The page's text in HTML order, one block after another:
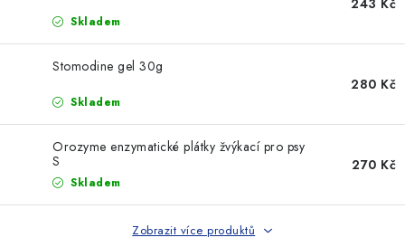
NA NEMOCI
KRÁLÍCI/HLODAVCI/PTÁCI
SLEVY
ZNAČKY
Ceník dopravy Kontakty
Obchodní podmínky
Podmínky ochrany osobních údajů
Skladem
Stomodine gel 30g
Skladem
280 Kč
Orozyme enzymatické plátky žvýkací pro psy
S
Skladem
270 Kč
Zobrazit více produktů